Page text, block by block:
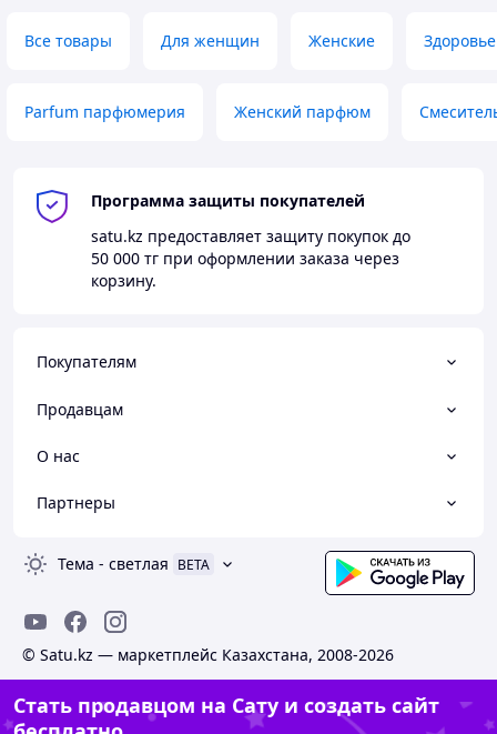
Все товары Для женщин Женские Здоровье
Parfum парфюмерия Женский парфюм
Программа защиты покупателей
satu.kz предоставляет защиту покупок до
50 000 тг при оформлении заказа через
корзину.
Покупателям
Продавцам
О нас
Партнеры
Тема - светлая BETA
© Satu.kz — маркетплейс Казахстана, 2008-2026
Стать продавцом на Сату и создать сайт